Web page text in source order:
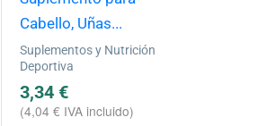
Cabello, Uñas...
Suplementos y Nutrición
Deportiva
3,34€
(4,04€ IVA incluido)